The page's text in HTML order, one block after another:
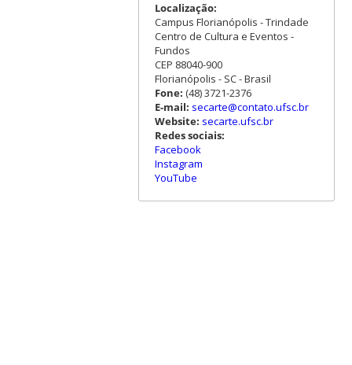
Localização:
Campus Florianópolis - Trindade
Centro de Cultura e Eventos -
Fundos
CEP 88040-900
Florianópolis - SC - Brasil
Fone: (48) 3721-2376
E-mail: secarte@contato.ufsc.br
Website: secarte.ufsc.br
Redes sociais:
Facebook
Instagram
YouTube